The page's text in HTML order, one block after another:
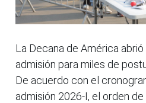
La Decana de América
admisión para miles de
De acuerdo con el
admisión 2026-I, el orden